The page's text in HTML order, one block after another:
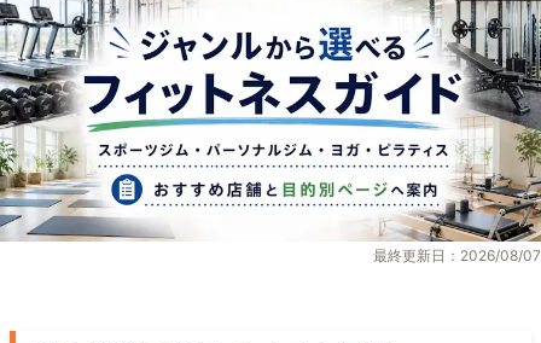
最終更新日：2026/08/07